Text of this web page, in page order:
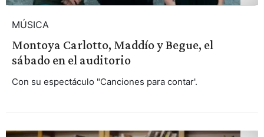
MÚSICA
Montoya Carlotto, Maddío y Begue, el
sábado en el auditorio
Con su espectáculo "Canciones para contar'.